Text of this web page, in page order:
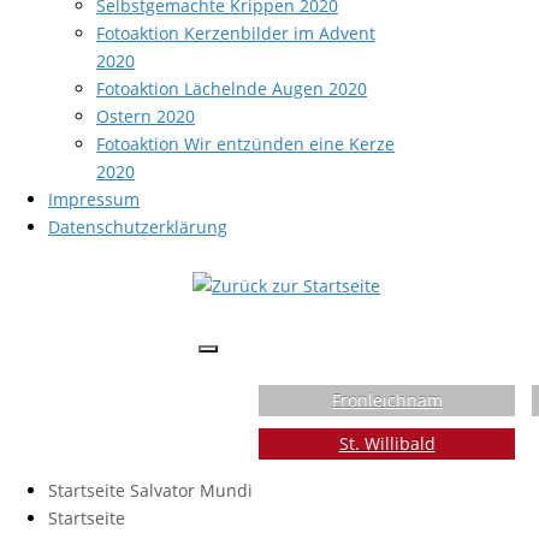
Selbstgemachte Krippen 2020
Fotoaktion Kerzenbilder im Advent
2020
Fotoaktion Lächelnde Augen 2020
Ostern 2020
Fotoaktion Wir entzünden eine Kerze
2020
Impressum
Datenschutzerklärung
Fronleichnam
St. Willibald
Startseite Salvator Mundi
Startseite